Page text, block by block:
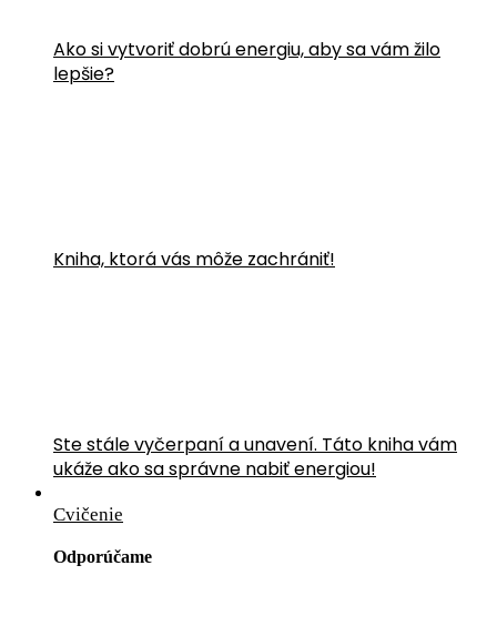
Ako si vytvoriť dobrú energiu, aby sa vám žilo
lepšie?
Kniha, ktorá vás môže zachrániť!
Ste stále vyčerpaní a unavení. Táto kniha vám
ukáže ako sa správne nabiť energiou!
Cvičenie
Odporúčame